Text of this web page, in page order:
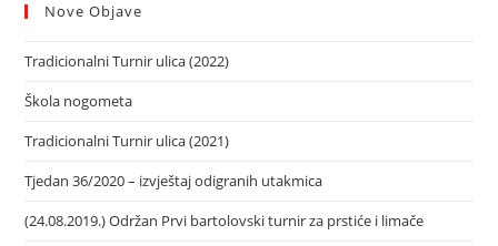
Nove Objave
Tradicionalni Turnir ulica (2022)
Škola nogometa
Tradicionalni Turnir ulica (2021)
Tjedan 36/2020 – izvještaj odigranih utakmica
(24.08.2019.) Održan Prvi bartolovski turnir za prstiće i limače